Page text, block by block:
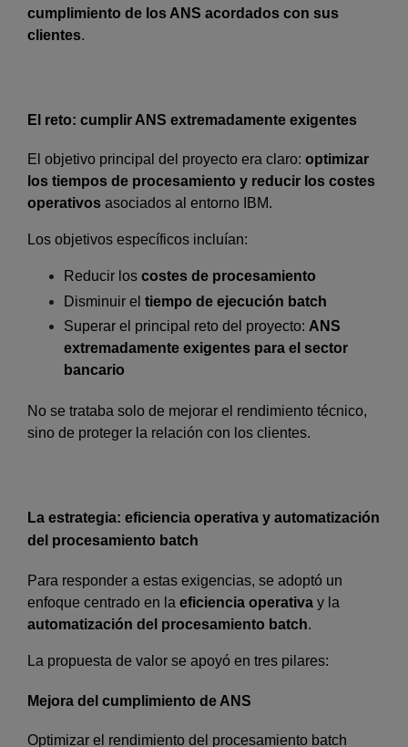
cumplimiento de los ANS acordados con sus
clientes.
El reto: cumplir ANS extremadamente exigentes
El objetivo principal del proyecto era claro: optimizar
los tiempos de procesamiento y reducir los costes
operativos asociados al entorno IBM.
Los objetivos específicos incluían:
Reducir los costes de procesamiento
Disminuir el tiempo de ejecución batch
Superar el principal reto del proyecto: ANS
extremadamente exigentes para el sector
bancario
No se trataba solo de mejorar el rendimiento técnico,
sino de proteger la relación con los clientes.
La estrategia: eficiencia operativa y automatización
del procesamiento batch
Para responder a estas exigencias, se adoptó un
enfoque centrado en la eficiencia operativa y la
automatización del procesamiento batch.
La propuesta de valor se apoyó en tres pilares:
Mejora del cumplimiento de ANS
Optimizar el rendimiento del procesamiento batch